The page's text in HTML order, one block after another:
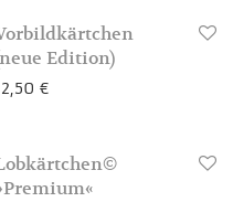
Edition)
€
3-4 Werktage